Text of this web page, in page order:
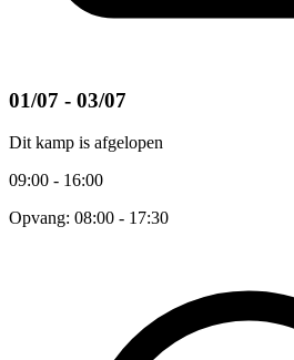
01/07 - 03/07
Dit kamp is afgelopen
09:00 - 16:00
Opvang: 08:00 - 17:30